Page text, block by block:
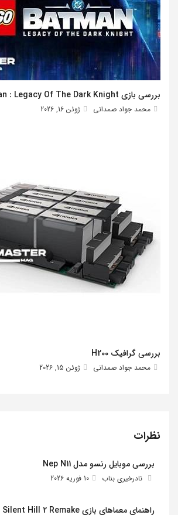
بررسی بازی Lego Batman : Legacy Of The Dark Knight
محمد جواد صمدانی ژوئن 16, 2026
بررسی گرافیک H200
محمد جواد صمدانی ژوئن 15, 2026
نظرات
بررسی موبایل رنسو مدل Nep N11
نادرخیری بناب 10 فوریه 2026
راهنمای معماهای بازی Silent Hill 2 Remake